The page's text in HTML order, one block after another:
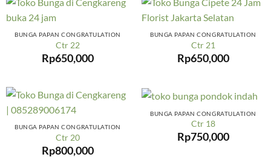
BUNGA PAPAN CONGRATULATION
Ctr 22
Rp650,000
BUNGA PAPAN CONGRATULATION
Ctr 21
Rp650,000
BUNGA PAPAN CONGRATULATION
Ctr 20
Rp800,000
BUNGA PAPAN CONGRATULATION
Ctr 18
Rp750,000